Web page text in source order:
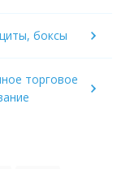
боксы
торговое